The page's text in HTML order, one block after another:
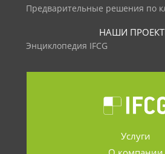
Предварительные решения по
НАШИ
Энциклопедия IFCG
Услуги